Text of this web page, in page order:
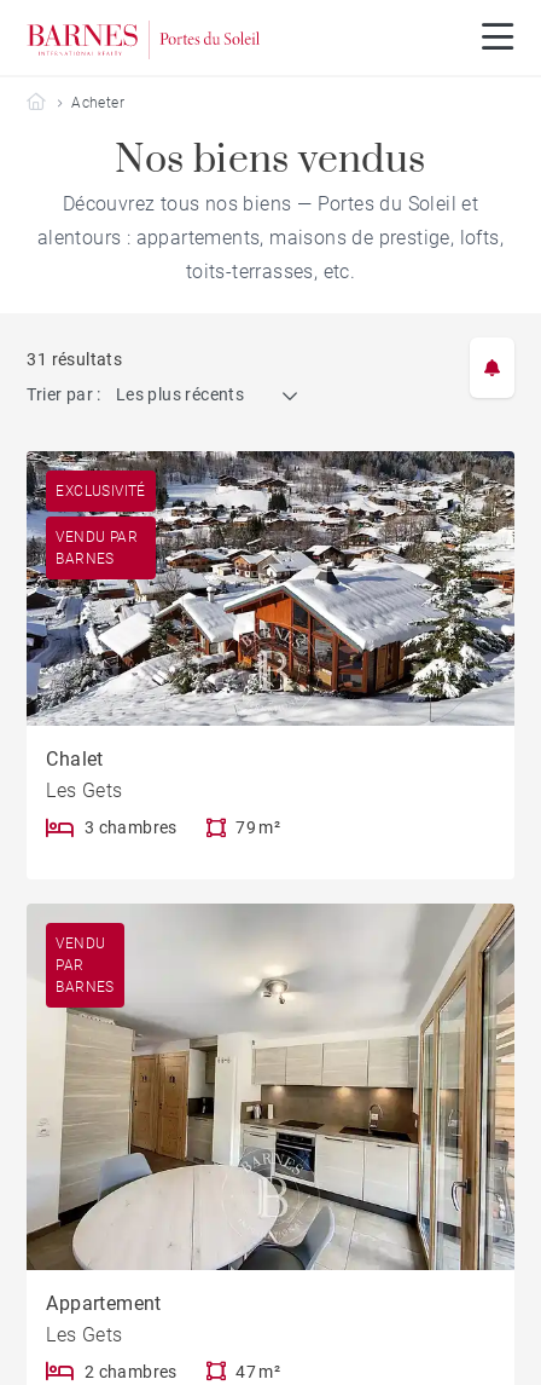
Barnes Portes du Soleil
Acheter
Nos biens vendus
Découvrez tous nos biens — Portes du Soleil et
alentours : appartements, maisons de prestige, lofts,
toits-terrasses, etc.
31 résultats
Trier par :
Les plus récents
EXCLUSIVITÉ
VENDU PAR
BARNES
Chalet
Les Gets
3 chambres 79 m²
VENDU
PAR
BARNES
Appartement
Les Gets
2 chambres 47 m²